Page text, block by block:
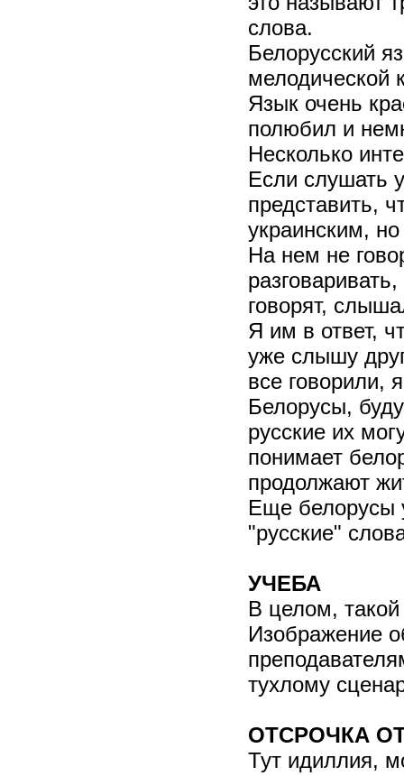
слова.
Белорусский
мелодической
Язык очень
полюбил и
Несколько
Если слушать
представить,
украинским,
На нем не
говорят,
Я им в ответ,
уже слышу
все говорили,
Белорусы,
русские их
понимает
продолжают
Еще белорусы
"русские"
УЧЕБА
В целом,
Изображение
тухлому
ОТСРОЧКА
Тут идиллия,